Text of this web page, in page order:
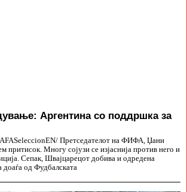
Аргентина со поддршка за
Претседателот на ФИФА, Џани
притисок. Многу сојузи се изјаснија против него и
Сепак, Швајцарецот добива и одредена
доаѓа од Фудбалската